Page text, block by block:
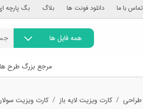
تماس با ما دانلود فونت ها بلاگ بگ پارچه
همه فایل ها
مرجع بزرگ طرح
طراحی کارت ویزیت لایه باز کارت ویزیت